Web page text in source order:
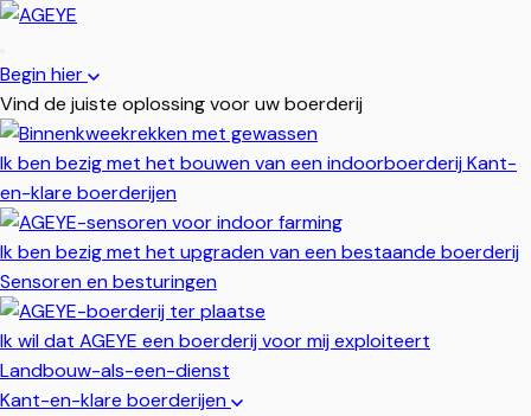
Begin hier
Vind de juiste oplossing voor uw boerderij
Ik ben bezig met het bouwen van een indoorboerderijKant-
en-klare boerderijen
Ik ben bezig met het upgraden van een bestaande boerderij
Sensoren en besturingen
Ik wil dat AGEYE een boerderij voor mij exploiteert
Landbouw-als-een-dienst
Kant-en-klare boerderijen